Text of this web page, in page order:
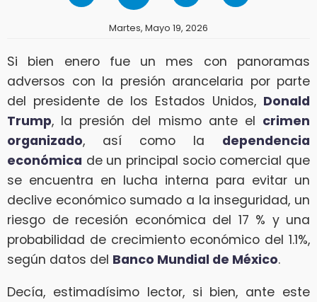
Martes, Mayo 19, 2026
Si bien enero fue un mes con panoramas
adversos con la presión arancelaria por parte
del presidente de los Estados Unidos, Donald
Trump, la presión del mismo ante el crimen
organizado, así como la dependencia
económica de un principal socio comercial que
se encuentra en lucha interna para evitar un
declive económico sumado a la inseguridad, un
riesgo de recesión económica del 17 % y una
probabilidad de crecimiento económico del 1.1%,
según datos del Banco Mundial de México.
Decía, estimadísimo lector, si bien, ante este